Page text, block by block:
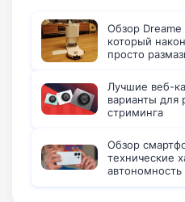
Обзор
который
просто
Лучшие веб-
варианты для
стриминга
Обзор
технические
автономность